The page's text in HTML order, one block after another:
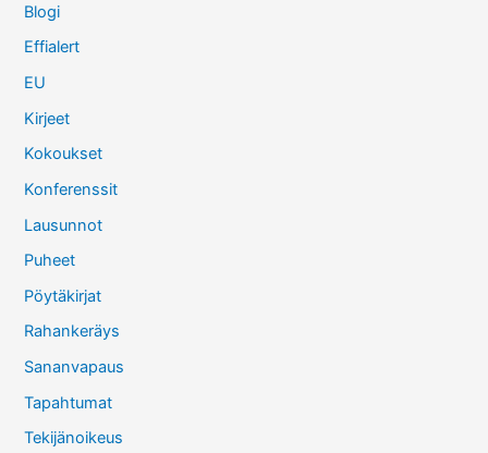
Blogi
Effialert
EU
Kirjeet
Kokoukset
Konferenssit
Lausunnot
Puheet
Pöytäkirjat
Rahankeräys
Sananvapaus
Tapahtumat
Tekijänoikeus